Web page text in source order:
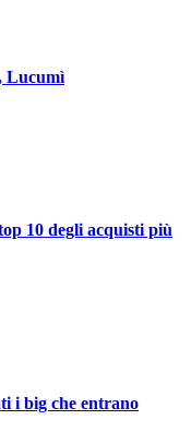
Lucumì
10 degli acquisti più
i big che entrano